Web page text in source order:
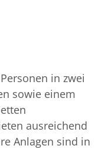
in zwei
sowie einem
ausreichend
Anlagen sind in